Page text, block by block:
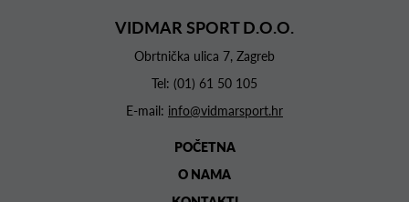
VIDMAR SPORT D.O.O.
Obrtnička ulica 7, Zagreb
Tel: (01) 61 50 105
E-mail: info@vidmarsport.hr
POČETNA
O NAMA